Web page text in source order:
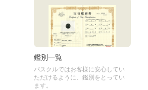
鑑別一覧
パスクルではお客様に安心してい
ただけるように、鑑別をとってい
ます。